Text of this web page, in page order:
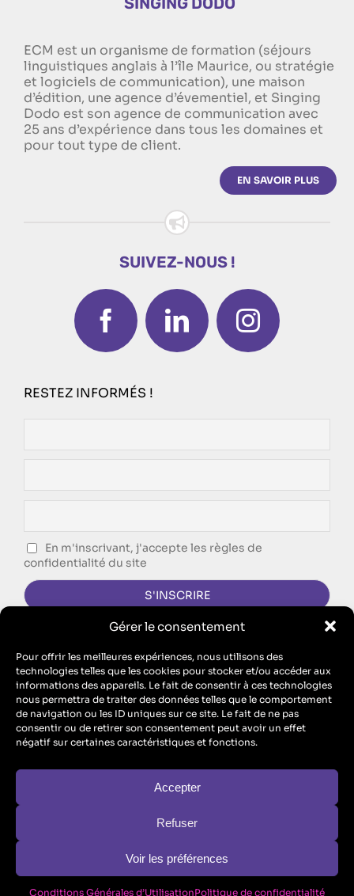
Gérer le consentement
Pour offrir les meilleures expériences, nous utilisons des
technologies telles que les cookies pour stocker et/ou accéder aux
informations des appareils. Le fait de consentir à ces technologies
nous permettra de traiter des données telles que le comportement
de navigation ou les ID uniques sur ce site. Le fait de ne pas
consentir ou de retirer son consentement peut avoir un effet
négatif sur certaines caractéristiques et fonctions.
Accepter
Refuser
Voir les préférences
Conditions Générales d’UtilisationPolitique de confidentialité
ECM est un organisme de formation (séjours
linguistiques anglais à l’île Maurice, ou stratégie
et logiciels de communication), une maison
d’édition, une agence d’évementiel, et Singing
Dodo est son agence de communication avec
25 ans d’expérience dans tous les domaines et
pour tout type de client.
EN SAVOIR PLUS
SUIVEZ-NOUS !
RESTEZ INFORMÉS !
En m'inscrivant, j'accepte les règles de
confidentialité du site
CONTACTEZ-NOUS !
FORMULAIRE DE CONTACT
Singing Dodo est l’agence de communication d’ECM, SAS au
capital de 10 100 euros – RCS Metz B 912 455 466 // SIRET
91245546600017 // TVA : FR26912455466
ECM est aussi un organisme de formation : n° de Prestataire de
enregistrement ne vaut pas agrément de l’Etat” (formule légale
obligatoire au titre de l’article L.6352-12 du code du travail
Politique de confidentialité
© Copyright ECM –2026 | Tous droits réservés